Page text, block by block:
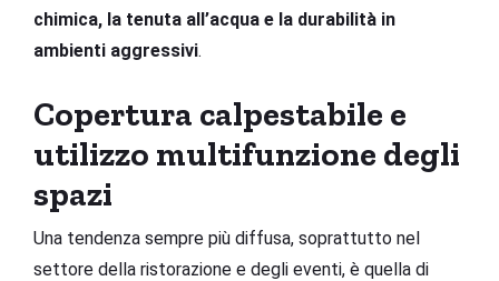
chimica, la tenuta all’acqua e la durabilità in
ambienti aggressivi.
Copertura calpestabile e
utilizzo multifunzione degli
spazi
Una tendenza sempre più diffusa, soprattutto nel
settore della ristorazione e degli eventi, è quella di